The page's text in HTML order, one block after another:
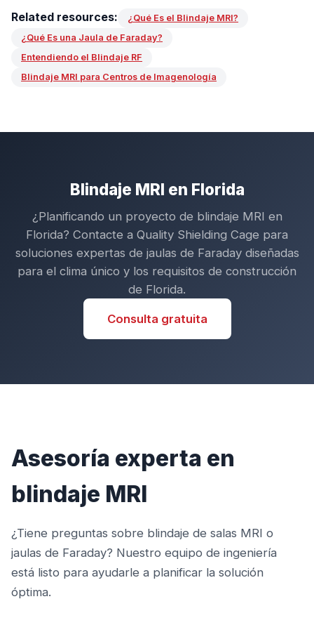
Related resources:
¿Qué Es el Blindaje MRI?
¿Qué Es una Jaula de Faraday?
Entendiendo el Blindaje RF
Blindaje MRI para Centros de Imagenología
Blindaje MRI en Florida
¿Planificando un proyecto de blindaje MRI en
Florida? Contacte a Quality Shielding Cage para
soluciones expertas de jaulas de Faraday diseñadas
para el clima único y los requisitos de construcción
de Florida.
Consulta gratuita
Asesoría experta en
blindaje MRI
¿Tiene preguntas sobre blindaje de salas MRI o
jaulas de Faraday? Nuestro equipo de ingeniería
está listo para ayudarle a planificar la solución
óptima.